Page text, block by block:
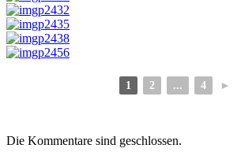
1 2 ... 4 ►
Die Kommentare sind geschlossen.